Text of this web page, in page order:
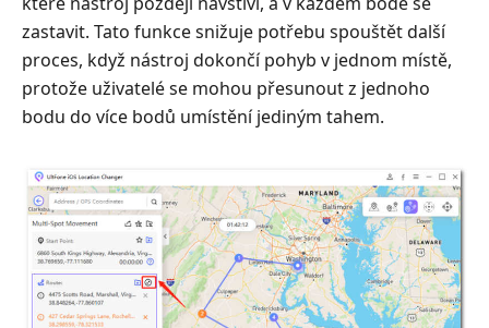
zastavit. Tato funkce snižuje potřebu spouštět další
proces, když nástroj dokončí pohyb v jednom místě,
protože uživatelé se mohou přesunout z jednoho
bodu do více bodů umístění jediným tahem.